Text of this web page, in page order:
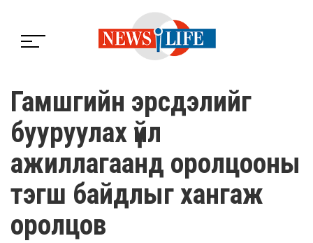
Гамшгийн эрсдэлийг
бууруулах үйл
ажиллагаанд оролцооны
тэгш байдлыг хангаж
оролцов